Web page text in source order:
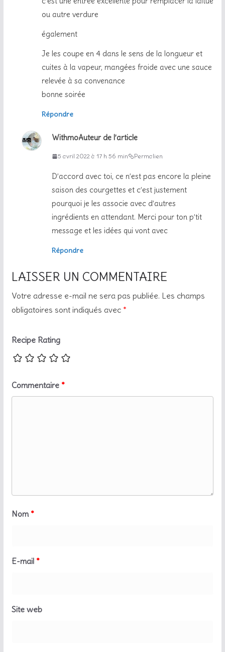
ou autre verdure
également
Je les coupe en 4 dans le sens de la longueur et
cuites à la vapeur, mangées froide avec une sauce
relevée à sa convenance
bonne soirée
Répondre
WithmoAuteur de l’article
5 avril 2022 à 17 h 56 min Permalien
D’accord avec toi, ce n’est pas encore la pleine
saison des courgettes et c’est justement
pourquoi je les associe avec d’autres
ingrédients en attendant. Merci pour ton p’tit
message et les idées qui vont avec
Répondre
LAISSER UN COMMENTAIRE
Votre adresse e-mail ne sera pas publiée. Les champs
obligatoires sont indiqués avec *
Recipe Rating
Commentaire *
Nom *
E-mail *
Site web